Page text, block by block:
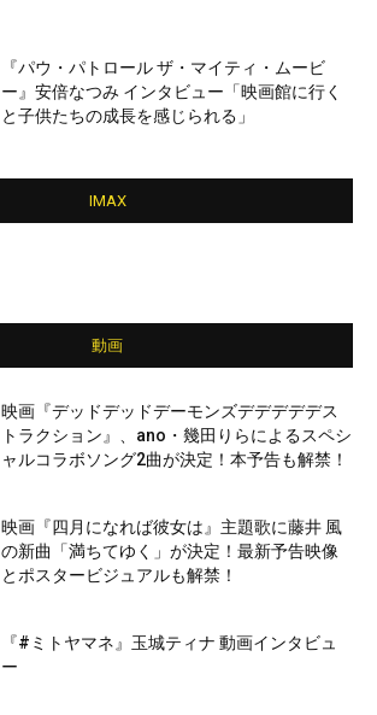
『パウ・パトロール ザ・マイティ・ムービ
ー』安倍なつみ インタビュー「映画館に行く
と子供たちの成長を感じられる」
IMAX
動画
映画『デッドデッドデーモンズデデデデデス
トラクション』、ano・幾田りらによるスペシ
ャルコラボソング2曲が決定！本予告も解禁！
映画『四月になれば彼女は』主題歌に藤井 風
の新曲「満ちてゆく」が決定！最新予告映像
とポスタービジュアルも解禁！
『#ミトヤマネ』玉城ティナ 動画インタビュ
ー